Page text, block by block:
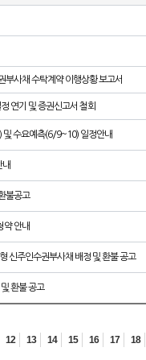
부사채 수탁계약 이행상황 보고서
연기 및 증권신고서 철회
및 수요예측(6/9~10) 일정안내
내
불공고
약 안내
신주인수권부사채 배정 및 환불 공고
환불 공고
12 13 14 15 16 17 18